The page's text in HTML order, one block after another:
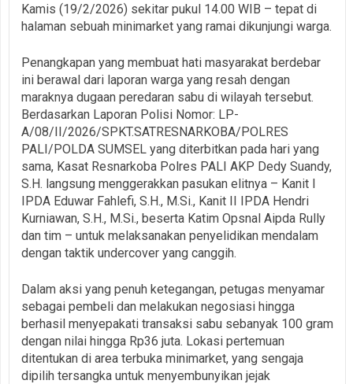
Kamis (19/2/2026) sekitar pukul 14.00 WIB – tepat di
halaman sebuah minimarket yang ramai dikunjungi warga.
Penangkapan yang membuat hati masyarakat berdebar
ini berawal dari laporan warga yang resah dengan
maraknya dugaan peredaran sabu di wilayah tersebut.
Berdasarkan Laporan Polisi Nomor: LP-
A/08/II/2026/SPKT.SATRESNARKOBA/POLRES
PALI/POLDA SUMSEL yang diterbitkan pada hari yang
sama, Kasat Resnarkoba Polres PALI AKP Dedy Suandy,
S.H. langsung menggerakkan pasukan elitnya – Kanit I
IPDA Eduwar Fahlefi, S.H., M.Si., Kanit II IPDA Hendri
Kurniawan, S.H., M.Si., beserta Katim Opsnal Aipda Rully
dan tim – untuk melaksanakan penyelidikan mendalam
dengan taktik undercover yang canggih.
Dalam aksi yang penuh ketegangan, petugas menyamar
sebagai pembeli dan melakukan negosiasi hingga
berhasil menyepakati transaksi sabu sebanyak 100 gram
dengan nilai hingga Rp36 juta. Lokasi pertemuan
ditentukan di area terbuka minimarket, yang sengaja
dipilih tersangka untuk menyembunyikan jejak